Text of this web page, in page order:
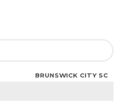
BRUNSWICK CITY SC